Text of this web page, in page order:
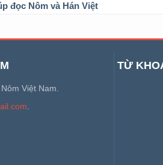
đọc Nôm và Hán Việt
Việt Nam.
TỪ